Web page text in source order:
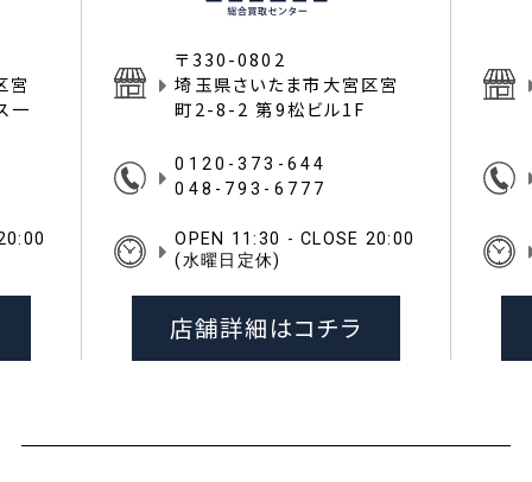
宮
一
〒330-0802
埼玉県さいたま市大宮区宮
町2-8-2 第9松ビル1F
0120-373-644
048-793-6777
OPEN 11:30 - CLOSE 20:00
(水曜日定休)
店舗詳細はコチラ